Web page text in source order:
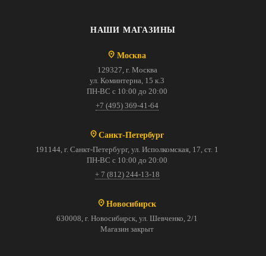
НАШИ МАГАЗИНЫ
Москва
129327, г. Москва
ул. Коминтерна, 15 к.3
ПН-ВС с 10:00 до 20:00
+7 (495) 369-41-64
Санкт-Петербург
191144, г. Санкт-Петербург, ул. Исполкомская, 17, ст. 1
ПН-ВС с 10:00 до 20:00
+ 7 (812) 244-13-18
Новосибирск
630008, г. Новосибирск, ул. Шевченко, 2/1
Магазин закрыт